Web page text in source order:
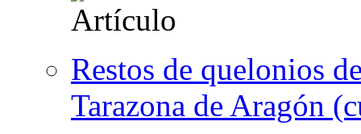
Restos de quelonios
Tarazona de Aragón